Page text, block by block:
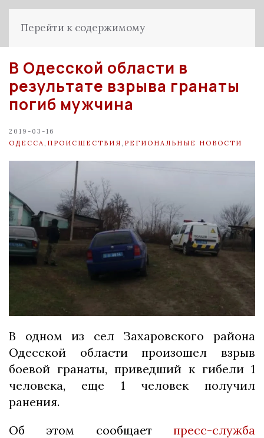
Перейти к содержимому
В Одесской области в
результате взрыва гранаты
погиб мужчина
2019-03-16
ОДЕССА
ПРОИСШЕСТВИЯ РЕГИОНАЛЬНЫЕ НОВОСТИ
В одном из сел Захаровского района
Одесской области произошел взрыв
боевой гранаты, приведший к гибели 1
человека, еще 1 человек получил
ранения.
Об этом сообщает пресc-служба